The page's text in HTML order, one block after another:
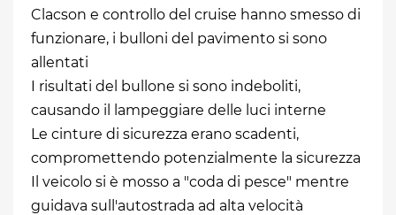
Clacson e controllo del cruise hanno smesso di
funzionare, i bulloni del pavimento si sono
allentati
I risultati del bullone si sono indeboliti,
causando il lampeggiare delle luci interne
Le cinture di sicurezza erano scadenti,
compromettendo potenzialmente la sicurezza
Il veicolo si è mosso a "coda di pesce" mentre
guidava sull'autostrada ad alta velocità